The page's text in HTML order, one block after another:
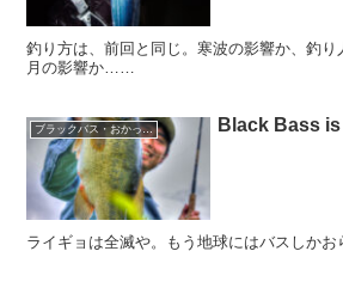
釣り方は、前回と同じ。寒波の影響か、釣
月の影響か……
ブラックバス・おかっぱり Black Bass
ライギョは全滅や。もう地球にはバスしかお